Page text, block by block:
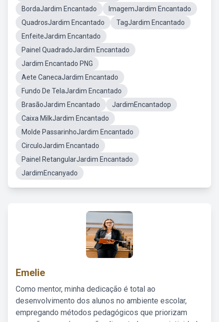
BordaJardim Encantado
ImagemJardim Encantado
QuadrosJardim Encantado
TagJardim Encantado
EnfeiteJardim Encantado
Painel QuadradoJardim Encantado
Jardim Encantado PNG
Aete CanecaJardim Encantado
Fundo De TelaJardim Encantado
BrasãoJardim Encantado
JardimEncantadop
Caixa MilkJardim Encantado
Molde PassarinhoJardim Encantado
CirculoJardim Encantado
Painel RetangularJardim Encantado
JardimEncanyado
Emelie
Como mentor, minha dedicação é total ao
desenvolvimento dos alunos no ambiente escolar,
empregando métodos pedagógicos que priorizam